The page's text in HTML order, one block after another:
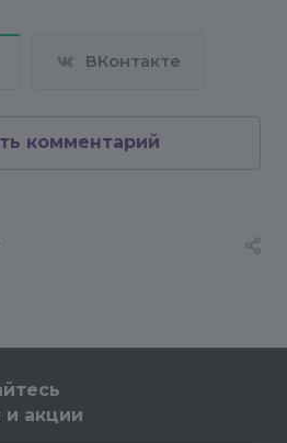
ВКонтакте
комментарий
и акции